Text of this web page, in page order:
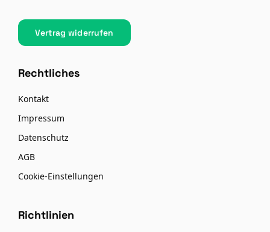
Vertrag widerrufen
Rechtliches
Kontakt
Impressum
Datenschutz
AGB
Cookie-Einstellungen
Richtlinien